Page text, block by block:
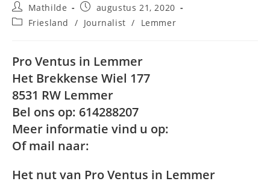
Bericht
auteur:
Mathilde
Bericht
gepubliceerd
op:
augustus 21, 2020
Berichtcategorie:
Friesland / Journalist / Lemmer
Pro Ventus in Lemmer
Het Brekkense Wiel 177
8531 RW Lemmer
Bel ons op: 614288207
Meer informatie vind u op:
Of mail naar:
Het nut van Pro Ventus in Lemmer